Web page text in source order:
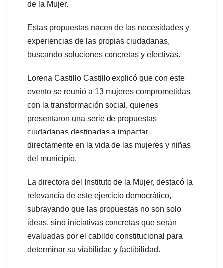
de la Mujer.
Estas propuestas nacen de las necesidades y
experiencias de las propias ciudadanas,
buscando soluciones concretas y efectivas.
Lorena Castillo Castillo explicó que con este
evento se reunió a 13 mujeres comprometidas
con la transformación social, quienes
presentaron una serie de propuestas
ciudadanas destinadas a impactar
directamente en la vida de las mujeres y niñas
del municipio.
La directora del Instituto de la Mujer, destacó la
relevancia de este ejercicio democrático,
subrayando que las propuestas no son solo
ideas, sino iniciativas concretas que serán
evaluadas por el cabildo constitucional para
determinar su viabilidad y factibilidad.